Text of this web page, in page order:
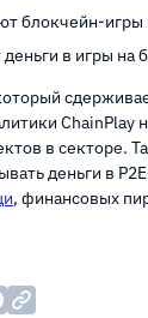
блокчейн-игры
в игры на
ChainPlay
в секторе.
деньги в
, финансовых